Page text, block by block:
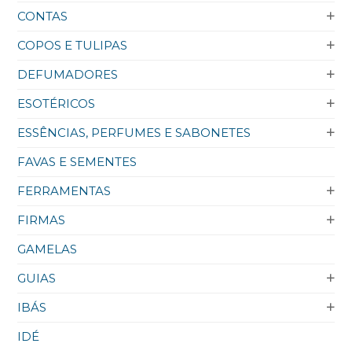
CONTAS
COPOS E TULIPAS
DEFUMADORES
ESOTÉRICOS
ESSÊNCIAS, PERFUMES E SABONETES
FAVAS E SEMENTES
FERRAMENTAS
FIRMAS
GAMELAS
GUIAS
IBÁS
IDÉ